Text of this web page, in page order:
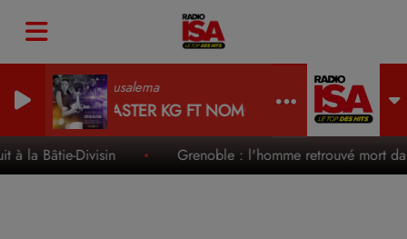
Jerusalema
MASTER KG FT NOMCEBO
la Bâtie-Divisin Grenoble : l'homme retrouvé mort